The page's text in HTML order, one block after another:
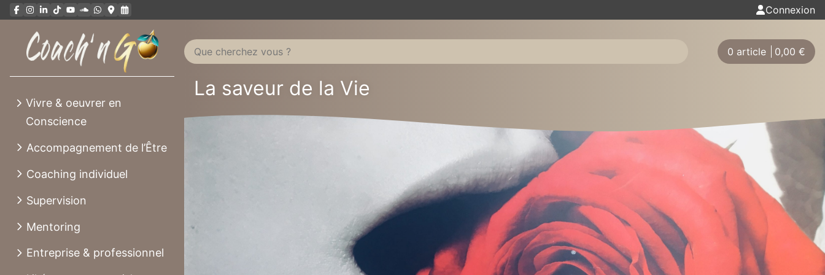
Connexion
contenu
Vivre & oeuvrer en
Conscience
Accompagnement de l’Être
Coaching individuel
Supervision
Mentoring
Entreprise & professionnel
0 article 0,00 €
La saveur de la Vie